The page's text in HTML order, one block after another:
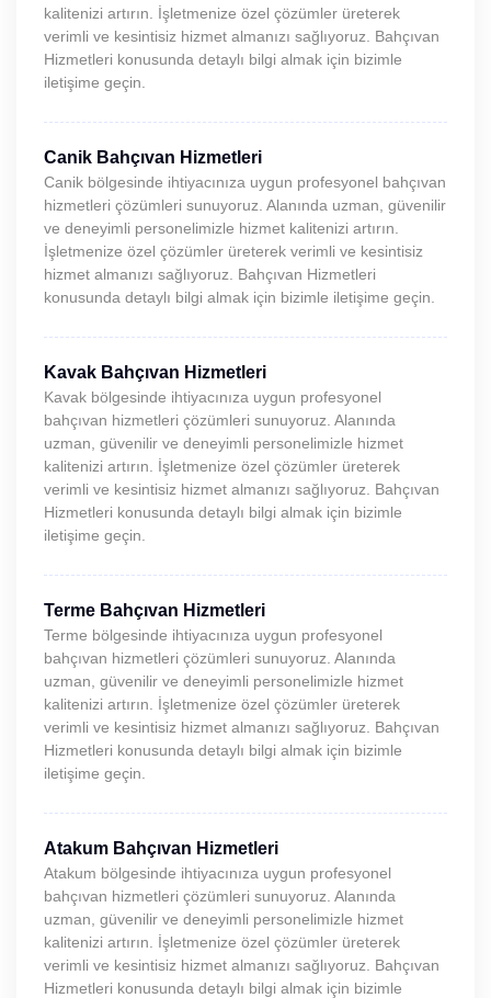
kalitenizi artırın. İşletmenize özel çözümler üreterek
verimli ve kesintisiz hizmet almanızı sağlıyoruz. Bahçıvan
Hizmetleri konusunda detaylı bilgi almak için bizimle
iletişime geçin.
Canik Bahçıvan Hizmetleri
Canik bölgesinde ihtiyacınıza uygun profesyonel bahçıvan
hizmetleri çözümleri sunuyoruz. Alanında uzman, güvenilir
ve deneyimli personelimizle hizmet kalitenizi artırın.
İşletmenize özel çözümler üreterek verimli ve kesintisiz
hizmet almanızı sağlıyoruz. Bahçıvan Hizmetleri
konusunda detaylı bilgi almak için bizimle iletişime geçin.
Kavak Bahçıvan Hizmetleri
Kavak bölgesinde ihtiyacınıza uygun profesyonel
bahçıvan hizmetleri çözümleri sunuyoruz. Alanında
uzman, güvenilir ve deneyimli personelimizle hizmet
kalitenizi artırın. İşletmenize özel çözümler üreterek
verimli ve kesintisiz hizmet almanızı sağlıyoruz. Bahçıvan
Hizmetleri konusunda detaylı bilgi almak için bizimle
iletişime geçin.
Terme Bahçıvan Hizmetleri
Terme bölgesinde ihtiyacınıza uygun profesyonel
bahçıvan hizmetleri çözümleri sunuyoruz. Alanında
uzman, güvenilir ve deneyimli personelimizle hizmet
kalitenizi artırın. İşletmenize özel çözümler üreterek
verimli ve kesintisiz hizmet almanızı sağlıyoruz. Bahçıvan
Hizmetleri konusunda detaylı bilgi almak için bizimle
iletişime geçin.
Atakum Bahçıvan Hizmetleri
Atakum bölgesinde ihtiyacınıza uygun profesyonel
bahçıvan hizmetleri çözümleri sunuyoruz. Alanında
uzman, güvenilir ve deneyimli personelimizle hizmet
kalitenizi artırın. İşletmenize özel çözümler üreterek
verimli ve kesintisiz hizmet almanızı sağlıyoruz. Bahçıvan
Hizmetleri konusunda detaylı bilgi almak için bizimle